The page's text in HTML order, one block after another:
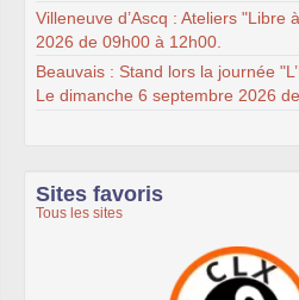
Villeneuve d’Ascq : Ateliers "Libre
2026 de 09h00 à 12h00.
Beauvais : Stand lors la journée
Le dimanche 6 septembre 2026
Sites favoris
Tous les sites